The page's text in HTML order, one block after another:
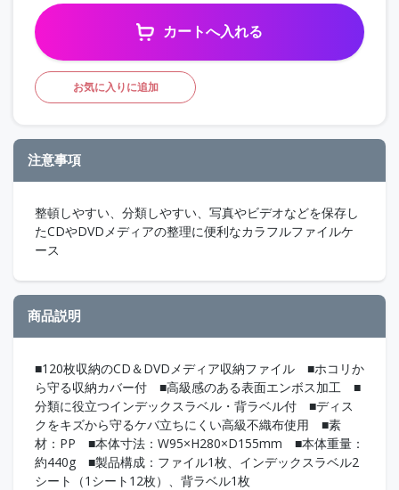
カートへ入れる
お気に入りに追加
注意事項
整頓しやすい、分類しやすい、写真やビデオなどを保存し
たCDやDVDメディアの整理に便利なカラフルファイルケ
ース
商品説明
■120枚収納のCD＆DVDメディア収納ファイル ■ホコリか
ら守る収納カバー付 ■高級感のある表面エンボス加工 ■
分類に役立つインデックスラベル・背ラベル付 ■ディス
クをキズから守るケバ立ちにくい高級不織布使用 ■素
材：PP ■本体寸法：W95×H280×D155mm ■本体重量：
約440g ■製品構成：ファイル1枚、インデックスラベル2
シート（1シート12枚）、背ラベル1枚